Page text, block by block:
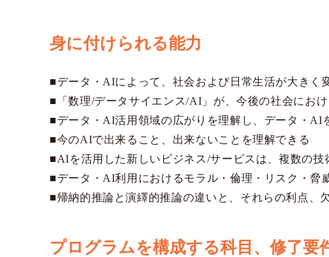
身に付けられる能力
■データ・AIによって、社会および日常生活が大きく
■「数理/データサイエンス/AI」が、今後の社会にお
■データ・AI活用領域の広がりを理解し、データ・AI
■今のAIで出来ること、出来ないことを理解できる
■AIを活用した新しいビジネス/サービスは、複数の
■データ・AI利用におけるモラル・倫理・リスク・脅
■帰納的推論と演繹的推論の違いと、それらの利点、
プログラムを構成する科目、修了要